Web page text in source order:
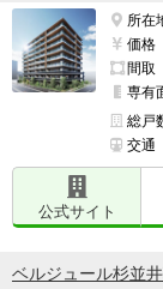
所在
価格
間取
専有
総戸
交通
公式サイト
ベルジュール杉並